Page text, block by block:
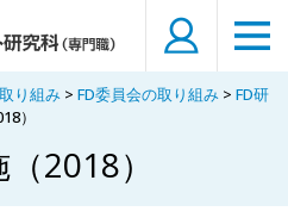
り組み > FD委員会の取り組み > FD研
）
2018）